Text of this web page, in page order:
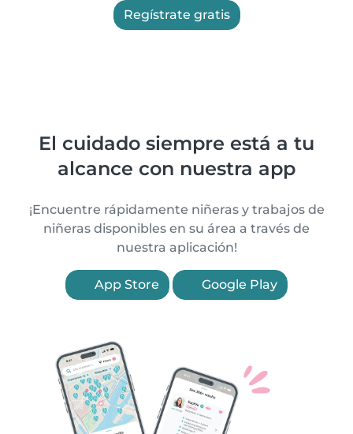
Regístrate gratis
El cuidado siempre está a tu
alcance con nuestra app
¡Encuentre rápidamente niñeras y trabajos de
niñeras disponibles en su área a través de
nuestra aplicación!
App Store Google Play